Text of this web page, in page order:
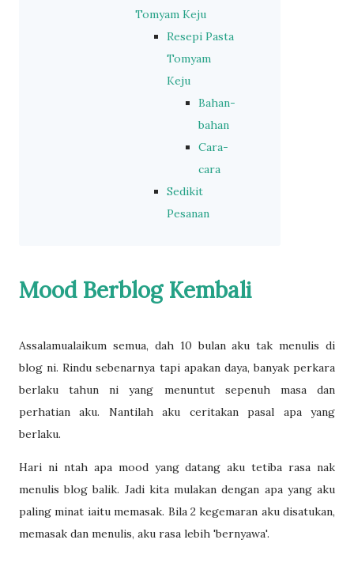
Tomyam Keju
Resepi Pasta
Tomyam
Keju
Bahan-
bahan
Cara-
cara
Sedikit
Pesanan
Mood Berblog Kembali
Assalamualaikum semua, dah 10 bulan aku tak menulis di
blog ni. Rindu sebenarnya tapi apakan daya, banyak perkara
berlaku tahun ni yang menuntut sepenuh masa dan
perhatian aku. Nantilah aku ceritakan pasal apa yang
berlaku.
Hari ni ntah apa mood yang datang aku tetiba rasa nak
menulis blog balik. Jadi kita mulakan dengan apa yang aku
paling minat iaitu memasak. Bila 2 kegemaran aku disatukan,
memasak dan menulis, aku rasa lebih 'bernyawa'.